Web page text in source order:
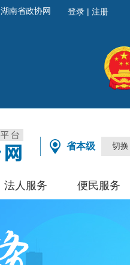
湖南省政协网
省本级 切换
法人服务 便民服务